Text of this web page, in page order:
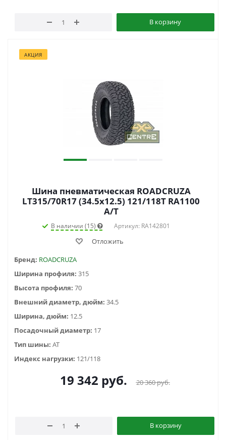
В корзину
АКЦИЯ
Шина пневматическая ROADCRUZA
LT315/70R17 (34.5x12.5) 121/118T RA1100
A/T
В наличии (15) Артикул: RA142801
Отложить
Бренд: ROADCRUZA
Ширина профиля: 315
Высота профиля: 70
Внешний диаметр, дюйм: 34.5
Ширина, дюйм: 12.5
Посадочный диаметр: 17
Тип шины: AT
Индекс нагрузки: 121/118
19 342 руб. 20 360руб.
В корзину